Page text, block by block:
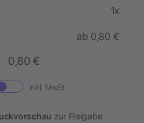
1x
ab 0,80 €
0,80 €
Inkl. MwSt.
zur Freigabe